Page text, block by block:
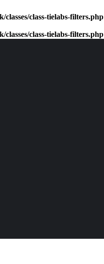
class-tielabs-filters.php
class-tielabs-filters.php